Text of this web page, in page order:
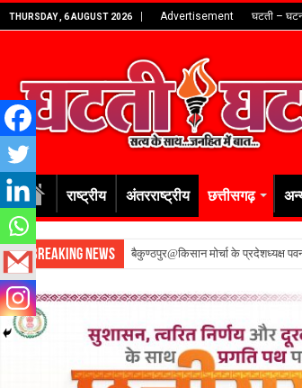
THURSDAY , 6 AUGUST 2026 Advertisement घटती –
राष्ट्रीय अंतरराष्ट्रीय छत्तीसगढ़
Breaking News बैकुण्ठपुर@किसान मोर्चा के प्रदेशध्यक्ष